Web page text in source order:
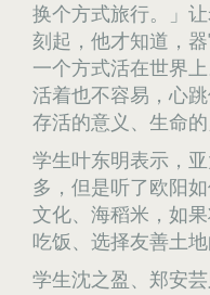
换个方式旅行。」
刻起，他才知道，
一个方式活在世界
活着也不容易，心
存活的意义、生命的
学生叶东明表示，
多，但是听了欧阳
文化、海稻米，如
吃饭、选择友善土地
学生沈之盈、郑安